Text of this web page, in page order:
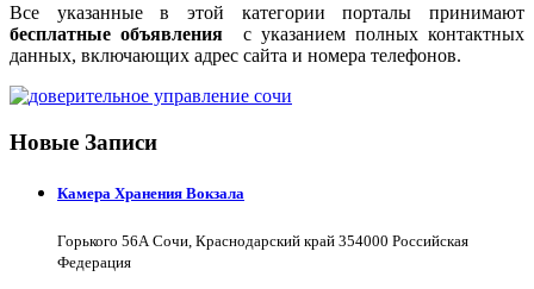
Все указанные в этой категории порталы принимают
бесплатные объявления с указанием полных контактных
данных, включающих адрес сайта и номера телефонов.
Новые Записи
Камера Хранения Вокзала
Горького 56А Сочи, Краснодарский край 354000 Российская
Федерация